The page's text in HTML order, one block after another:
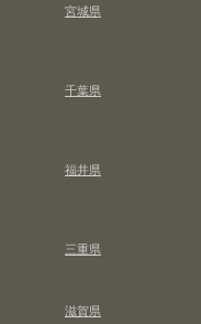
宮城県
千葉県
福井県
三重県
滋賀県